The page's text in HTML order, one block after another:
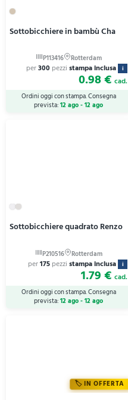
Sottobicchiere in bambù Cha
per300 pezzi stampa inclusa i
0.98 € cad.
Ordini oggi con stampa. Consegna
prevista:12 ago - 12 ago
Sottobicchiere quadrato Renzo
per175 pezzi stampa inclusa i
1.79 € cad.
Ordini oggi con stampa. Consegna
prevista:12 ago - 12 ago
IN OFFERTA